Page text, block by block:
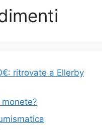
ritrovate a Ellerby